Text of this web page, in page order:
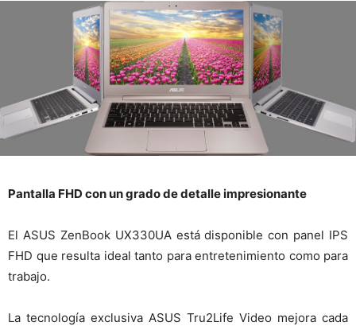
Pantalla FHD con un grado de detalle impresionante
El ASUS ZenBook UX330UA está disponible con panel IPS
FHD que resulta ideal tanto para entretenimiento como para
trabajo.
La tecnología exclusiva ASUS Tru2Life Video mejora cada